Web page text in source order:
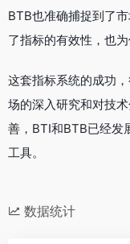
BTB也准确捕捉到了
了指标的有效性，也
这套指标系统的成功
场的深入研究和对技
善，BTI和BTB已经发
工具。
数据统计